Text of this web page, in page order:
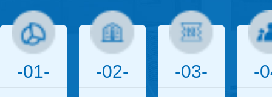
-01- -02- -03- -